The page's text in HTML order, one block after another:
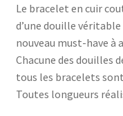
Le bracelet en cuir
d’une douille véritable
nouveau must-have à
Chacune des douilles
tous les bracelets
Toutes longueurs